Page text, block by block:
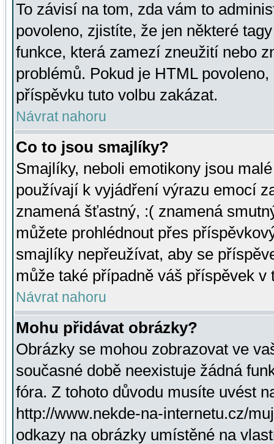
To závisí na tom, zda vám to
povoleno, zjistíte, že jen některé
funkce, která zamezí zneužití nebo
problémů. Pokud je HTML
příspěvku tuto volbu zakázat.
Návrat nahoru
Co to jsou smajlíky?
Smajlíky, neboli emotikony jsou
používají k vyjádření výrazu emocí
znamená šťastný, :( znamená
můžete prohlédnout přes
smajlíky nepřeužívat, aby se
může také případně váš příspěvek v
Návrat nahoru
Mohu přidávat obrázky?
Obrázky se mohou zobrazovat ve
současné době neexistuje žádná
fóra. Z tohoto důvodu musíte uvést
http://www.nekde-na-internetu.cz/
odkazy na obrázky umístěné na